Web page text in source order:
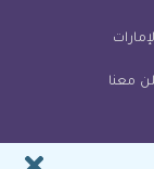
معنا